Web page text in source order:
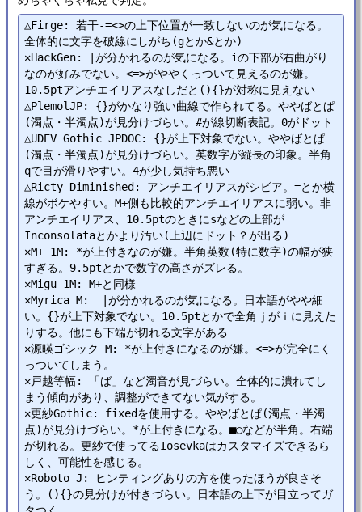
△Firge: 若干-=<>の上下位置が一致しないのが気になる。
全体的に文字を破線にしがち(gとか&とか)
✕HackGen: |が分かれるのが気になる。iの下部が右曲がり
なのが好みでない。<=>がややくっついて見えるのが嫌。
10.5ptアンチエイリアスなしだと(){}が対称に見えない
△PlemolJP: {}がかなり強い曲線で作られてる。ややばとぱ
(濁点・半濁点)が見分けづらい。#が線切断表記。0がドット
△UDEV Gothic JPDOC: {}が上下対象でない。ややばとぱ
(濁点・半濁点)が見分けづらい。英数字が縦長の印象。半角
qで目が滑りやすい。4が少し気持ち悪い
△Ricty Diminished: アンチエイリアスがシビア。=とか横
線がボケやすい。M+側も比較的アンチエイリアスに弱い。非
アンチエイリアス、10.5ptのときにsなどの上部が
Inconsolataとかより汚い(上辺にドット？が出る)
✕M+ 1M: *が上付きなのが嫌。半角英数(特に数字)の幅が狭
すぎる。9.5ptとかで数字の高さがズレる。
✕Migu 1M: M+と同様
✕Myrica M:  |が分かれるのが気になる。日本語がやや細
い。{}が上下対象でない。10.5ptとかで全角ｊがｉに見えた
りする。他にも下端が切れる文字がある
✕源暎ゴシック M: *が上付きになるのが嫌。<=>が完全にく
っついてしまう。
✕戸越等幅: 「ば」など濁音が見づらい。全体的に潰れてし
まう傾向があり、調整ができてない気がする。
✕更紗Gothic: fixedを使用する。ややばとぱ(濁点・半濁
点)が見分けづらい。*が上付きになる。■○などが半角。右端
が切れる。更紗で使ってるIosevkaはカスタマイズできるら
しく、可能性を感じる。
✕Roboto J: ヒンティングありの方を使ったほうが良さそ
う。(){}の見分けが付きづらい。日本語の上下が目立ってガ